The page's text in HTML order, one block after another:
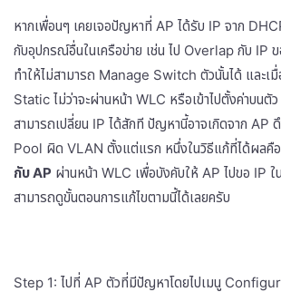
หากเพื่อนๆ เคยเจอปัญหาที่ AP ได้รับ IP จาก
กับอุปกรณ์อื่นในเครือข่าย เช่น ไป Overlap กับ IP
ทำให้ไม่สามารถ Manage Switch ตัวนั้นได้ และเ
Static ไม่ว่าจะผ่านหน้า WLC หรือเข้าไปตั้งค่าบนตั
สามารถเปลี่ยน IP ได้สักที ปัญหานี้อาจเกิดจาก AP
Pool ผิด VLAN ตั้งแต่แรก หนึ่งในวิธีแก้ที่ได้ผลคือ
กับ AP ผ่านหน้า WLC เพื่อบังคับให้ AP ไปขอ IP
สามารถดูขั้นตอนการแก้ไขตามนี้ได้เลยครับ
Step 1: ไปที่ AP ตัวที่มีปัญหาโดยไปเมนู